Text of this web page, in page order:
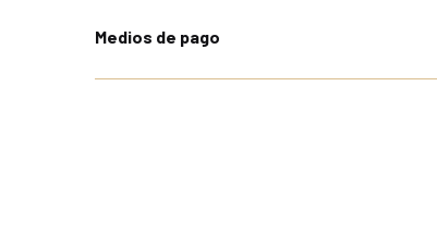
Medios de pago